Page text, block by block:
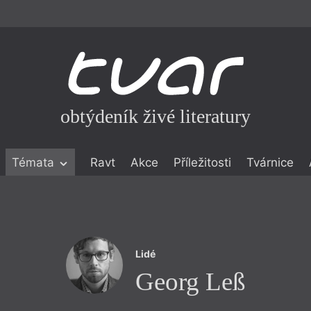
obtýdeník živé literatury
Témata Ravt Akce Příležitosti Tvárnice
Lidé
Georg Leß